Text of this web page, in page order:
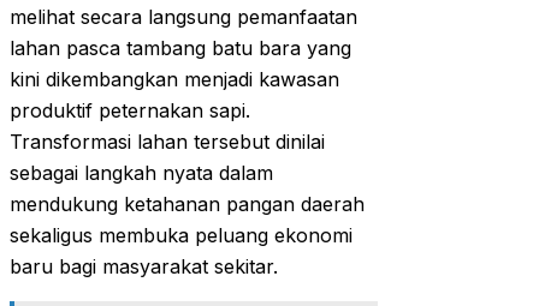
melihat secara langsung pemanfaatan
lahan pasca tambang batu bara yang
kini dikembangkan menjadi kawasan
produktif peternakan sapi.
Transformasi lahan tersebut dinilai
sebagai langkah nyata dalam
mendukung ketahanan pangan daerah
sekaligus membuka peluang ekonomi
baru bagi masyarakat sekitar.